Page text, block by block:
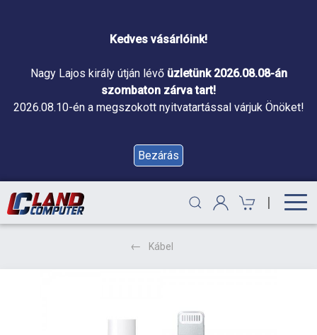
Kedves vásárlóink!
Nagy Lajos király útján lévő üzletünk 2026.08.08-án
szombaton zárva tart!
2026.08.10-én a megszokott nyitvatartással várjuk Önöket!
Bezárás
|
Kábel